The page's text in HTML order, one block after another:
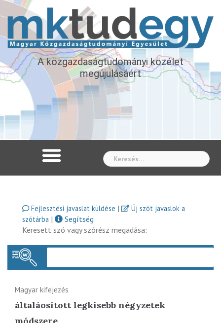
A közgazdaságtudományi közélet
megújulásáért
Fejlesztési javaslat küldése |
Új szót javaslok a
szótárba |
Segítség
Keresett szó vagy szórész megadása:
Magyar kifejezés
általáosított legkisebb négyzetek
módszere